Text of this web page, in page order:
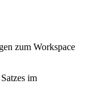
zum Workspace
im